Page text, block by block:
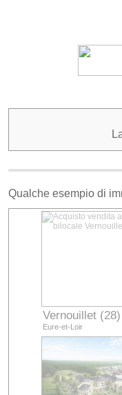
Qualche esempio di
Vernouillet (28)
Eure-et-Loir